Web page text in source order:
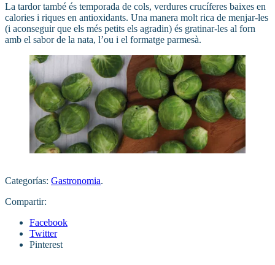
La tardor també és temporada de cols, verdures crucíferes baixes en
calories i riques en antioxidants. Una manera molt rica de menjar-les
(i aconseguir que els més petits els agradin) és gratinar-les al forn
amb el sabor de la nata, l’ou i el formatge parmesà.
Categorías: Gastronomia.
Compartir:
Facebook
Twitter
Pinterest